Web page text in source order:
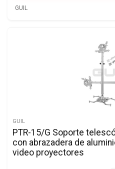
GUIL
GUIL
PTR-15/G Soporte
con abrazadera de
video proyectores